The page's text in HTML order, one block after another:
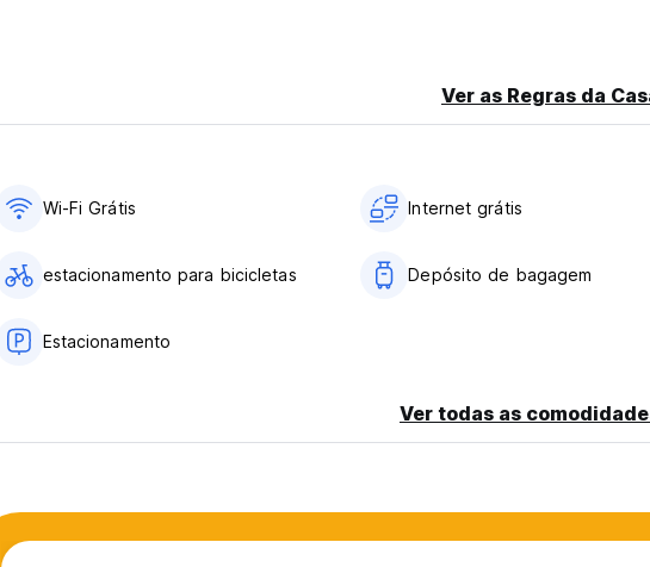
Ver as Regras da
Wi-Fi Grátis Internet grátis
estacionamento para bicicletas Depósito de bagagem
Estacionamento
Ver todas as